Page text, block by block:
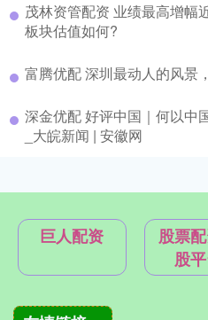
茂林资管配资 业绩最高增幅
板块估值如何?
富腾优配 深圳最动人的风景
深金优配 好评中国｜何以中
_大皖新闻 | 安徽网
巨人配资
股票
股